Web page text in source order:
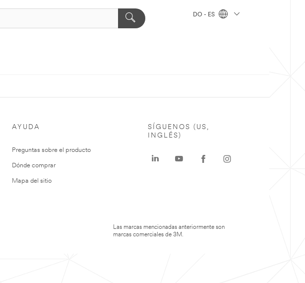
DO - ES
AYUDA
Preguntas sobre el producto
Dónde comprar
Mapa del sitio
SÍGUENOS (US,
INGLÉS)
Las marcas mencionadas anteriormente son
marcas comerciales de 3M.